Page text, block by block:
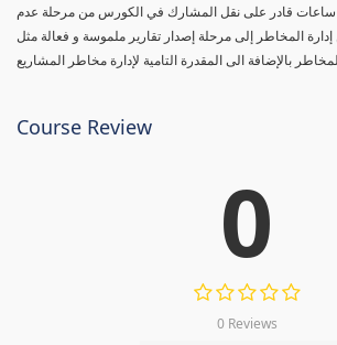
كورس مٌكثف لمدة 3 ساعات قادر على نقل المشارك في الكورس من مرحلة عدم
المخاطر إلى مرحلة إصدار تقارير ملموسة و فعالة مثل
Course Review
0
0 Reviews